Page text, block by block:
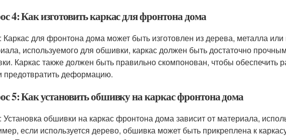
4: Как изготовить каркас для фронтона дома
Каркас для фронтона дома может быть изготовлен из дерева, металла или
используемого для обшивки, каркас должен быть достаточно
Каркас также должен быть правильно скомпонован, чтобы обеспечить
предотвратить деформацию.
5: Как установить обшивку на каркас фронтона дома
Установка обшивки на каркас фронтона дома зависит от материала,
если используется дерево, обшивка может быть прикреплена к